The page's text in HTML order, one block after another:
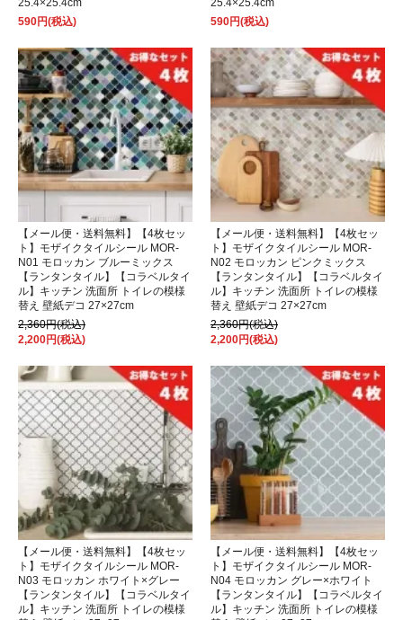
25.4×25.4cm
590円(税込)
25.4×25.4cm
590円(税込)
【メール便・送料無料】【4枚セッ
ト】モザイクタイルシール MOR-
N01 モロッカン ブルーミックス
【ランタンタイル】【コラベルタイ
ル】キッチン 洗面所 トイレの模様
替え 壁紙デコ 27×27cm
2,360円(税込)
2,200円(税込)
【メール便・送料無料】【4枚セッ
ト】モザイクタイルシール MOR-
N02 モロッカン ピンクミックス
【ランタンタイル】【コラベルタイ
ル】キッチン 洗面所 トイレの模様
替え 壁紙デコ 27×27cm
2,360円(税込)
2,200円(税込)
【メール便・送料無料】【4枚セッ
ト】モザイクタイルシール MOR-
N03 モロッカン ホワイト×グレー
【ランタンタイル】【コラベルタイ
ル】キッチン 洗面所 トイレの模様
【メール便・送料無料】【4枚セッ
ト】モザイクタイルシール MOR-
N04 モロッカン グレー×ホワイト
【ランタンタイル】【コラベルタイ
ル】キッチン 洗面所 トイレの模様